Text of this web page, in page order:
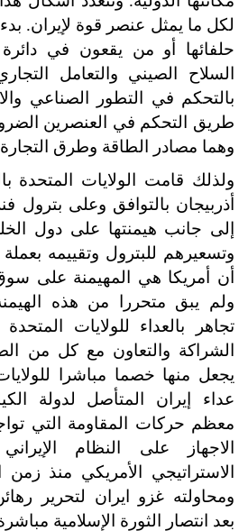
لكل ما يمثل عنصر قوة لإيران.
حلفائها أو من يقعون في دائرة
السلاح الصيني والتعامل
بالتحكم في التطور الصناعي
طريق التحكم في العنصرين
وهما مصادر الطاقة وطرق التجارة
ولذلك قامت الولايات المتحدة
أذربيجان بالتوافق وعلى بترول
إلى جانب هيمنتها على دول
وتسعيرهم للبترول وتقييمه
أن أمريكا هي المهيمنة على
ولم يبق متحررا من هذه
تجاهر بالعداء للولايات
الشراكة والتعاون مع كل من
يجعل منها خصما مباشرا
عداء إيران المتأصل لدولة
معظم حركات المقاومة التي
الاجهاز على النظام
الاستراتيجي الأمريكي منذ
ومحاولته غزو ايران لتحرير
بعد انتصار الثورة الإسلامية مباشرة